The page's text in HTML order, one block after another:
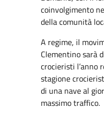
coinvolgimento
della comunità
A regime, il
Clementino sarà
crocieristi l’anno
stagione
di una nave al
massimo traffico.